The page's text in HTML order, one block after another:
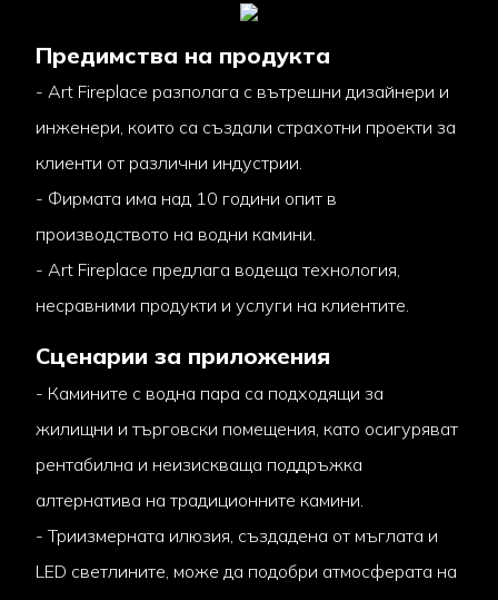
Предимства на продукта
- Art Fireplace разполага с вътрешни дизайнери и
инженери, които са създали страхотни проекти за
клиенти от различни индустрии.
- Фирмата има над 10 години опит в
производството на водни камини.
- Art Fireplace предлага водеща технология,
несравними продукти и услуги на клиентите.
Сценарии за приложения
- Камините с водна пара са подходящи за
жилищни и търговски помещения, като осигуряват
рентабилна и неизискваща поддръжка
алтернатива на традиционните камини.
- Триизмерната илюзия, създадена от мъглата и
LED светлините, може да подобри атмосферата на